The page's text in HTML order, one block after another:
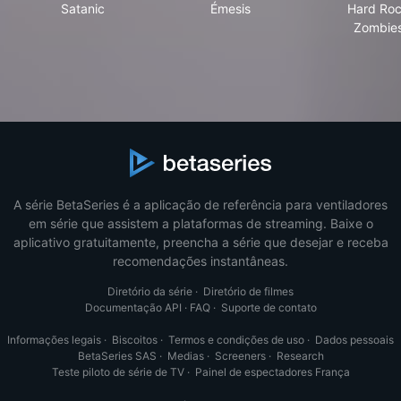
Satanic Émesis
Hard
A série BetaSeries é a aplicação de referência para ventiladores
em série que assistem a plataformas de streaming. Baixe o
aplicativo gratuitamente, preencha a série que desejar e receba
recomendações instantâneas.
Diretório da série · Diretório de filmes
Documentação API · FAQ· Suporte de contato
Informações legais · Biscoitos · Termos e condições de uso · Dados pessoais
BetaSeries SAS · Medias· Screeners· Research
Teste piloto de série de TV· Painel de espectadores França